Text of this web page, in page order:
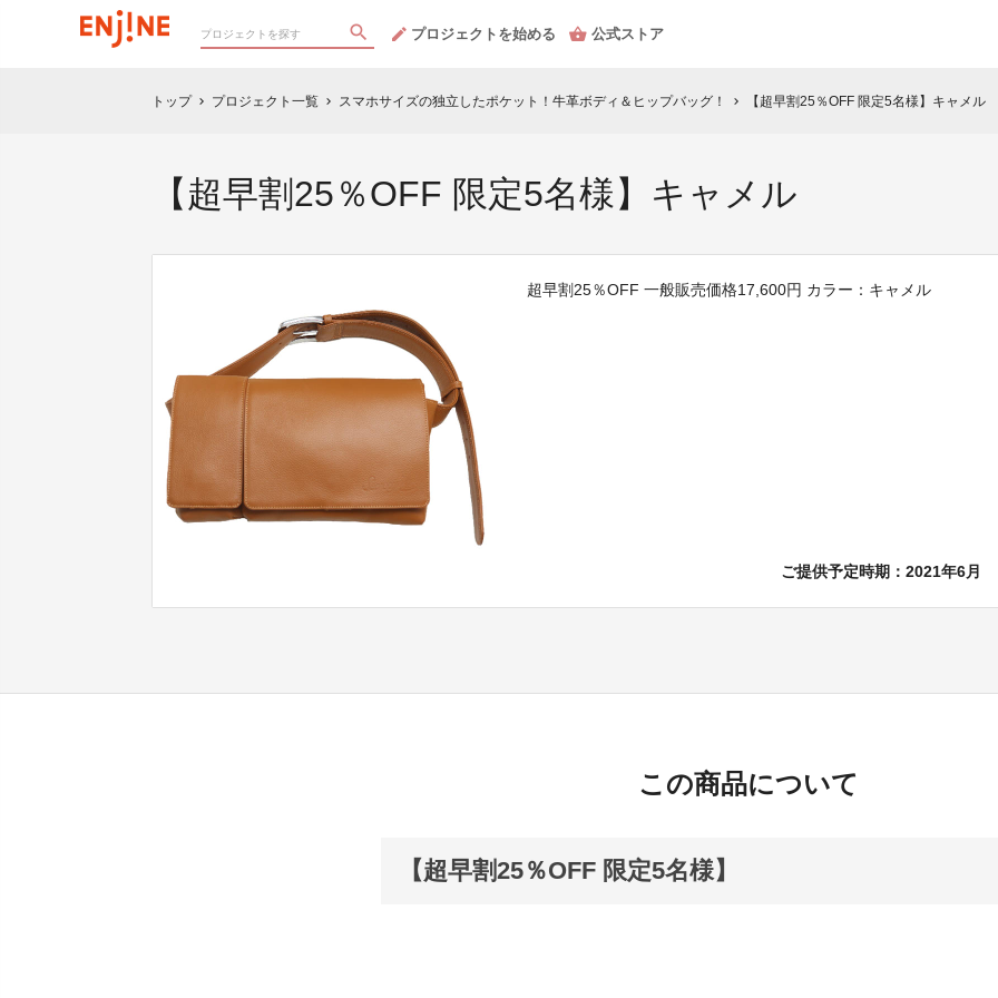
プロジェクトを始める 公式ストア
トップ chevron_right プロジェクト一覧 chevron_right スマホサイズの独立したポケット！牛革ボディ＆ヒップバッグ！ chevron_right 【超早割25％OFF 限定5名様】キャメル
【超早割25％OFF 限定5名様】キャメル
超早割25％OFF 一般販売価格17,600円 カラー：キャメル
ご提供予定時期：2021年6月
この商品について
【超早割25％OFF 限定5名様】